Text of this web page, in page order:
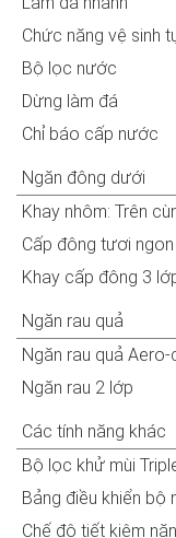
Chức năng vệ sinh
Bộ lọc nước
Dừng làm đá
Chỉ báo cấp nước
Ngăn đông dưới
Khay nhôm: Trên
Cấp đông tươi
Khay cấp đông 3
Ngăn rau quả
Ngăn rau quả
Ngăn rau 2 lớp
Các tính năng khác
Bộ lọc khử mùi
Bảng điều khiển bộ
Chế độ tiết kiệm